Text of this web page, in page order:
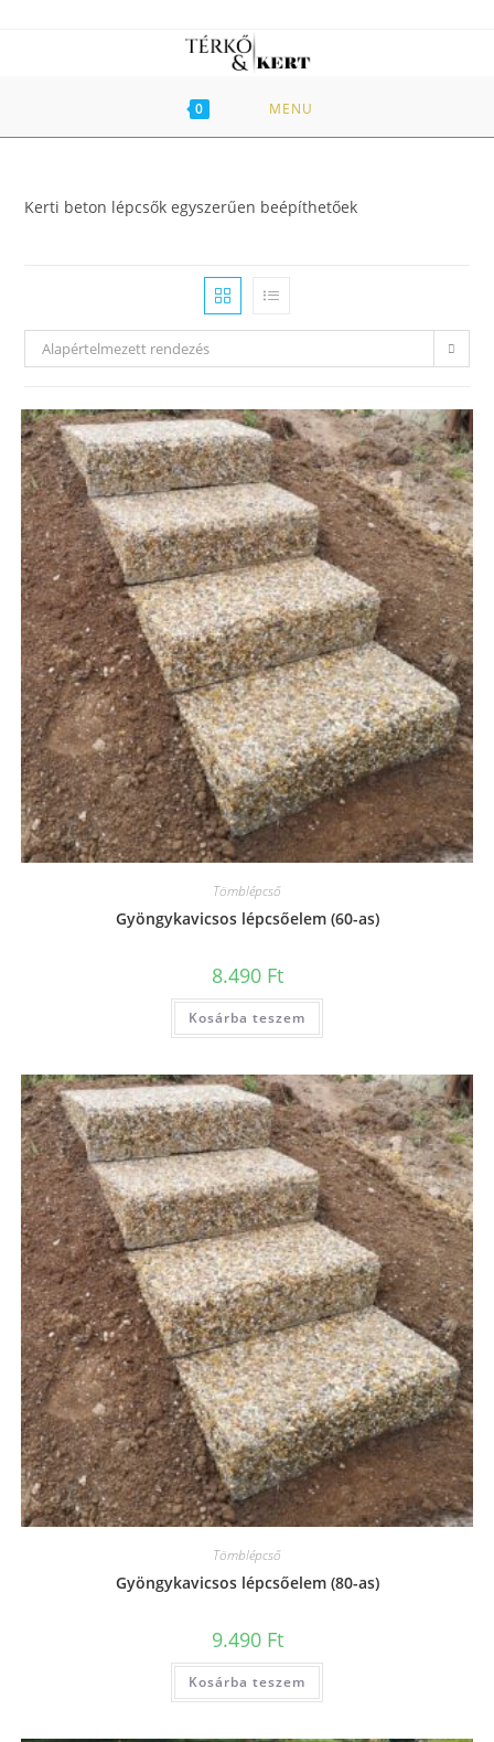
0 MENU
Kerti beton lépcsők egyszerűen beépíthetőek
Alapértelmezett rendezés
Tömblépcső
Gyöngykavicsos lépcsőelem (60-as)
8.490 Ft
Kosárba teszem
Tömblépcső
Gyöngykavicsos lépcsőelem (80-as)
9.490 Ft
Kosárba teszem